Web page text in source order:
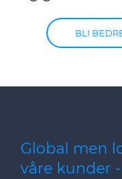
BLI
Global men
våre kunder